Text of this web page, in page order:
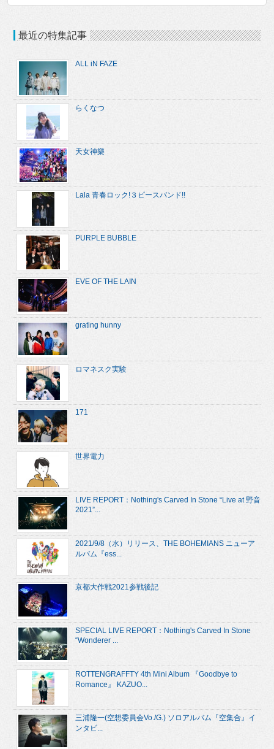
最近の特集記事
ALL iN FAZE
らくなつ
天女神樂
Lala 青春ロック!３ピースバンド!!
PURPLE BUBBLE
EVE OF THE LAIN
grating hunny
ロマネスク実験
171
世界電力
LIVE REPORT：Nothing's Carved In Stone “Live at 野音
2021”...
2021/9/8（水）リリース、THE BOHEMIANS ニューア
ルバム『ess...
京都大作戦2021参戦後記
SPECIAL LIVE REPORT：Nothing's Carved In Stone
“Wonderer ...
ROTTENGRAFFTY 4th Mini Album 『Goodbye to
Romance』 KAZUO...
三浦隆一(空想委員会Vo./G.) ソロアルバム『空集合』イ
ンタビ...